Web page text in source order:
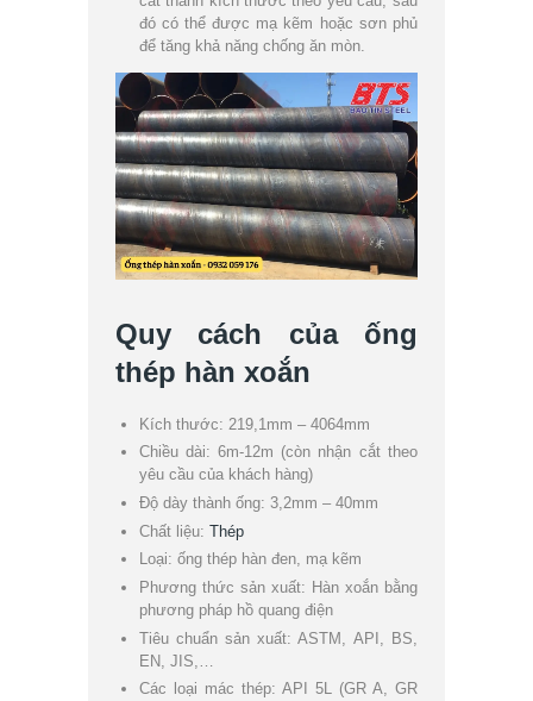
đó có thể được mạ kẽm hoặc sơn phủ
để tăng khả năng chống ăn mòn.
Quy cách của ống
thép hàn xoắn
Kích thước: 219,1mm – 4064mm
Chiều dài: 6m-12m (còn nhận cắt theo
yêu cầu của khách hàng)
Độ dày thành ống: 3,2mm – 40mm
Chất liệu: Thép
Loại: ống thép hàn đen, mạ kẽm
Phương thức sản xuất: Hàn xoắn bằng
phương pháp hồ quang điện
Tiêu chuẩn sản xuất: ASTM, API, BS,
EN, JIS,…
Các loại mác thép: API 5L (GR A, GR